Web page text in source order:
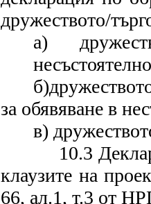
дружеството/
а)
за обявяване в
в)
10.3
клаузите на
66, ал.1, т.3 от